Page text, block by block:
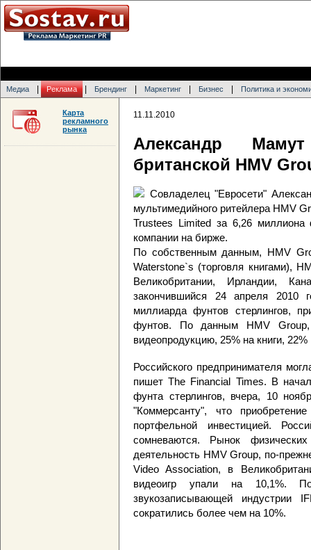
Медиа Реклама Брендинг Маркетинг Бизнес Политика и
11.11.2010
Александр
британской HMV
Совладелец "Евросети"
мультимедийного ритейлера HMV
Trustees Limited за 6,26 миллиона
компании на бирже.
По собственным данным, HMV
Waterstone`s (торговля книгами),
Великобритании, Ирландии,
закончившийся 24 апреля 2010
миллиарда фунтов стерлингов,
фунтов. По данным HMV Group,
видеопродукцию, 25% на книги,
Российского предпринимателя
пишет The Financial Times. В
фунта стерлингов, вчера, 10
"Коммерсанту", что
портфельной инвестицией.
сомневаются. Рынок
деятельность HMV Group, по-
Video Association, в
видеоигр упали на 10,1%.
звукозаписывающей
сократились более чем на 10%.
Карта
рекламного
рынка